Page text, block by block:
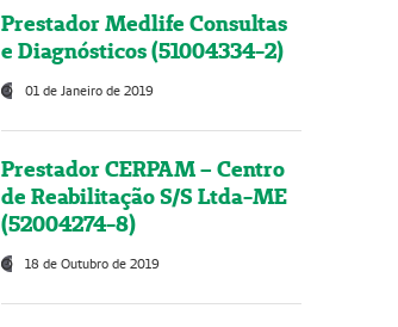
Prestador Medlife Consultas
e Diagnósticos (51004334-2)
01 de Janeiro de 2019
Prestador CERPAM – Centro
de Reabilitação S/S Ltda-ME
(52004274-8)
18 de Outubro de 2019